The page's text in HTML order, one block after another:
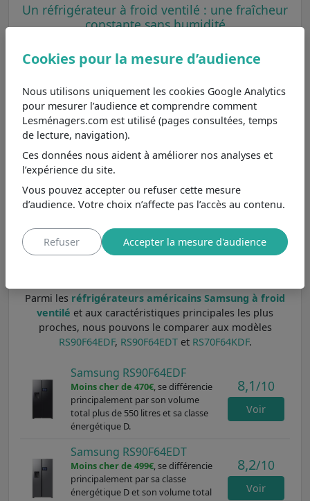
Un réfrigérateur à froid ventilé : une fraîcheur
constante sans humidité
de Samsung garantit une température constante dans
formation de givre. Ce système distribue l'air froid de
manière homogène, ce qui permet une meilleure
conservation des aliments, même sur les étagères les
plus hautes. Contrairement au froid statique, qui peut
entraîner des écarts de température et nécessite un
dégivrage manuel, le froid ventilé offre une réfrigération
certains aliments comme les légumes, tandis que le froid
brassé maintient un taux d'humidité plus élevé pour
Samsung, vous profitez d’une réfrigération optimale,
sans tracas, et d’une conservation prolongée des
Parmi les réfrigérateurs américains Samsung à froid
ventilé et aux caractéristiques principales les plus
proches, nous pouvons le comparer aux modèles
RS90F64EDF, RS90F64EDTet RS70F64KDF.
Samsung RS90F64EDF
Moins cher de 470€, se différencie
principalement par son volume
total plus de 550 litres et sa classe
énergétique D.
8,1/10
Voir
Samsung RS90F64EDT
Moins cher de 499€, se différencie
principalement par sa classe
énergétique D et son volume total
8,2/10
Voir
Cookies pour la mesure d’audience
Nous utilisons uniquement les cookies Google Analytics
pour mesurer l’audience et comprendre comment
Lesménagers.com est utilisé (pages consultées, temps
de lecture, navigation).
Ces données nous aident à améliorer nos analyses et
l’expérience du site.
Vous pouvez accepter ou refuser cette mesure
d’audience. Votre choix n’affecte pas l’accès au contenu.
Refuser Accepter la mesure d'audience